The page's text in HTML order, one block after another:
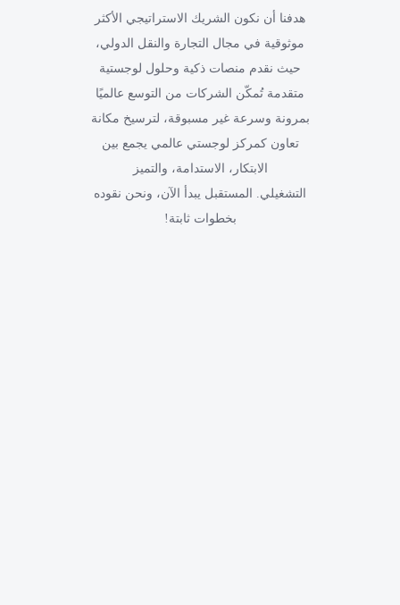
هدفنا أن نكون الشريك الاستراتيجي الأكثر
موثوقية في مجال التجارة والنقل الدولي،
حيث نقدم منصات ذكية وحلول لوجستية
متقدمة تُمكّن الشركات من التوسع عالميًا
بمرونة وسرعة غير مسبوقة، لترسيخ مكانة
تعاون كمركز لوجستي عالمي يجمع بين
الابتكار، الاستدامة، والتميز
التشغيلي. المستقبل يبدأ الآن، ونحن نقوده
بخطوات ثابتة!